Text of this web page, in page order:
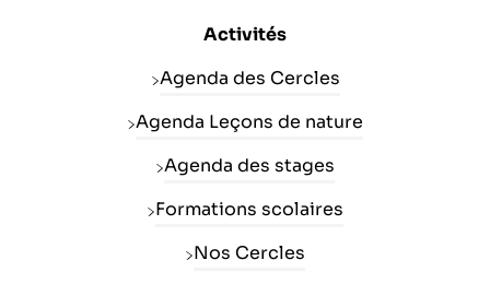
Activités
Agenda des Cercles
Agenda Leçons de nature
Agenda des stages
Formations scolaires
Nos Cercles